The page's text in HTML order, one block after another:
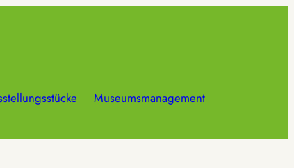
Museumsmanagement